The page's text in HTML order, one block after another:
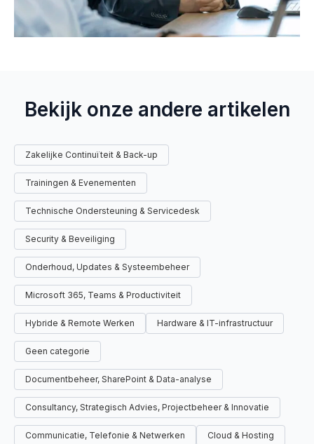
Bekijk onze andere artikelen
Zakelijke Continuïteit & Back-up
Trainingen & Evenementen
Technische Ondersteuning & Servicedesk
Security & Beveiliging
Onderhoud, Updates & Systeembeheer
Microsoft 365, Teams & Productiviteit
Hybride & Remote Werken Hardware & IT-infrastructuur
Geen categorie
Documentbeheer, SharePoint & Data-analyse
Consultancy, Strategisch Advies, Projectbeheer & Innovatie
Communicatie, Telefonie & Netwerken Cloud & Hosting